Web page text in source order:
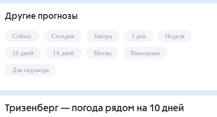
Другие прогнозы
Сейчас Сегодня Завтра 3 дня Неделя
10 дней 14 дней Месяц Выходные
Для садовода
Тризенберг— погода рядом на 10 дней